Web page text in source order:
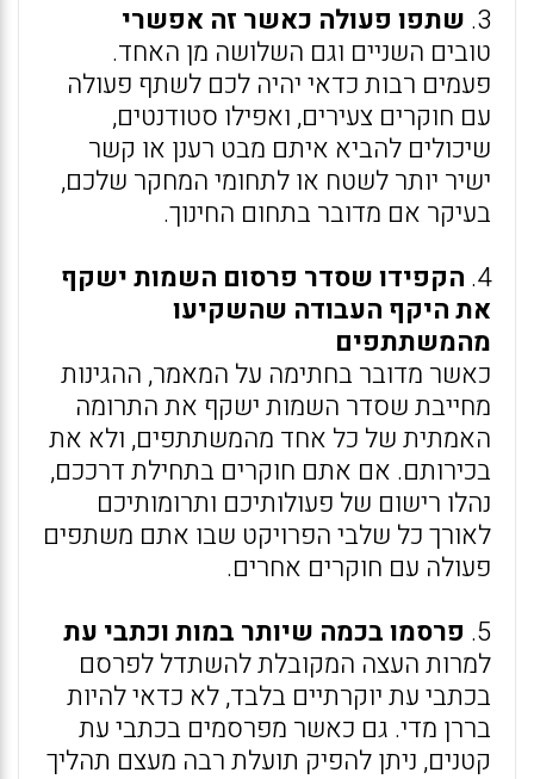
3. שתפו פעולה כאשר זה אפשרי
טובים השניים וגם השלושה מן האחד.
פעמים רבות כדאי יהיה לכם לשתף פעולה
עם חוקרים צעירים, ואפילו סטודנטים,
שיכולים להביא איתם מבט רענן או קשר
ישיר יותר לשטח או לתחומי המחקר שלכם,
בעיקר אם מדובר בתחום החינוך.
4. הקפידו שסדר פרסום השמות ישקף
את היקף העבודה שהשקיעו
מהמשתתפים
כאשר מדובר בחתימה על המאמר, ההגינות
מחייבת שסדר השמות ישקף את התרומה
האמתית של כל אחד מהמשתתפים, ולא את
בכירותם. אם אתם חוקרים בתחילת דרככם,
נהלו רישום של פעולותיכם ותרומותיכם
לאורך כל שלבי הפרויקט שבו אתם משתפים
פעולה עם חוקרים אחרים.
5. פרסמו בכמה שיותר במות וכתבי עת
למרות העצה המקובלת להשתדל לפרסם
בכתבי עת יוקרתיים בלבד, לא כדאי להיות
בררן מדי. גם כאשר מפרסמים בכתבי עת
קטנים, ניתן להפיק תועלת רבה מעצם תהליך